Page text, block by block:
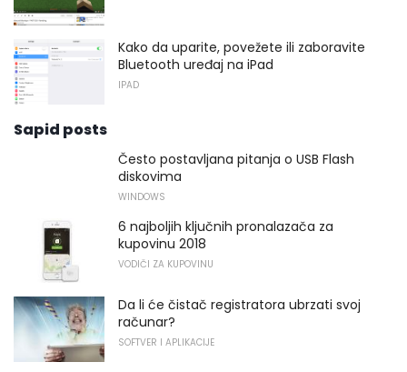
Kako da uparite, povežete ili zaboravite
Bluetooth uređaj na iPad
IPAD
Sapid posts
Često postavljana pitanja o USB Flash
diskovima
WINDOWS
6 najboljih ključnih pronalazača za
kupovinu 2018
VODIČI ZA KUPOVINU
Da li će čistač registratora ubrzati svoj
računar?
SOFTVER I APLIKACIJE